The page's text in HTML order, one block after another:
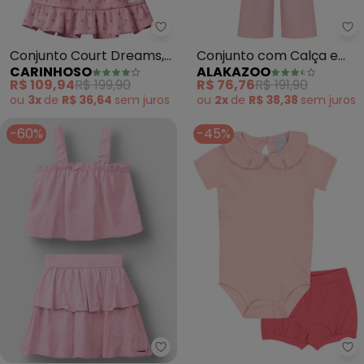
Carinhoso - Conjunto Court
Conjunto Court Dreams,
Match Point (Rosa Claro)
CARINHOSO
R$ 109,94R$ 199,90
ou 3x de R$ 36,64 sem juros
Conjunto com Calça e
Blusa Bordada de Alças
(Rosa)
ALAKAZOO
R$ 76,76R$ 191,90
ou 2x de R$ 38,38 sem juros
-60%
Carinhoso - Conjunto
-45%